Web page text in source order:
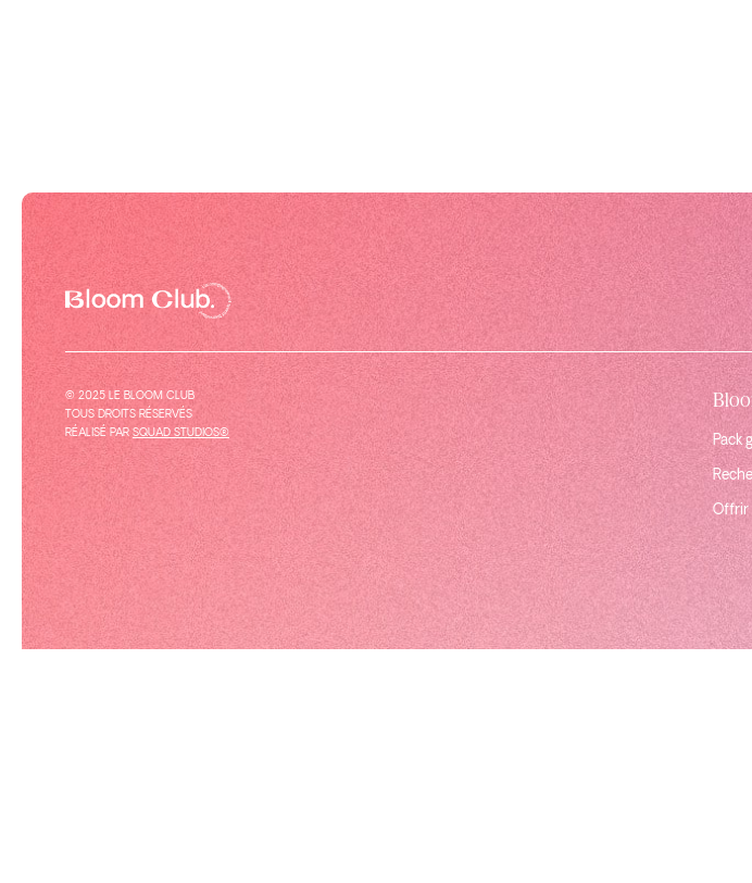
© 2025 LE BLOOM CLUB
TOUS DROITS RÉSERVÉS
RÉALISÉ PAR SQUAD STUDIOS®
Pack
Offrir